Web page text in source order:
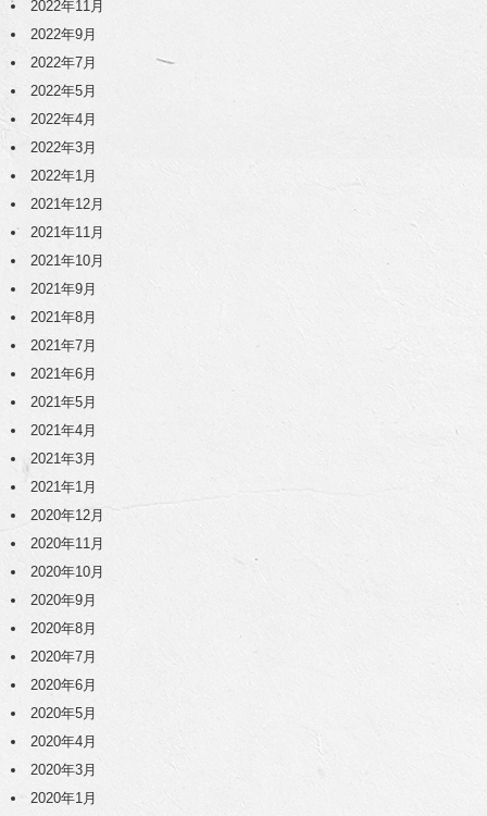
2022年11月
2022年9月
2022年7月
2022年5月
2022年4月
2022年3月
2022年1月
2021年12月
2021年11月
2021年10月
2021年9月
2021年8月
2021年7月
2021年6月
2021年5月
2021年4月
2021年3月
2021年1月
2020年12月
2020年11月
2020年10月
2020年9月
2020年8月
2020年7月
2020年6月
2020年5月
2020年4月
2020年3月
2020年1月